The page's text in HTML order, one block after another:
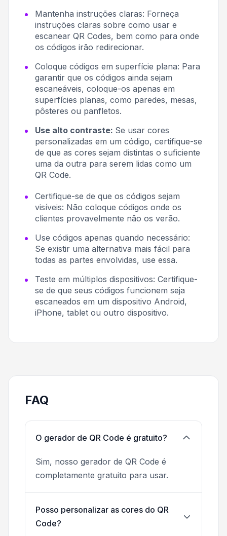
Mantenha instruções claras: Forneça
instruções claras sobre como usar e
escanear QR Codes, bem como para onde
os códigos irão redirecionar.
Coloque códigos em superfície plana: Para
garantir que os códigos ainda sejam
escaneáveis, coloque-os apenas em
superfícies planas, como paredes, mesas,
pôsteres ou panfletos.
Use alto contraste: Se usar cores
personalizadas em um código, certifique-se
de que as cores sejam distintas o suficiente
uma da outra para serem lidas como um
QR Code.
Certifique-se de que os códigos sejam
visíveis: Não coloque códigos onde os
clientes provavelmente não os verão.
Use códigos apenas quando necessário:
Se existir uma alternativa mais fácil para
todas as partes envolvidas, use essa.
Teste em múltiplos dispositivos: Certifique-
se de que seus códigos funcionem seja
escaneados em um dispositivo Android,
iPhone, tablet ou outro dispositivo.
FAQ
O gerador de QR Code é gratuito?
Sim, nosso gerador de QR Code é
completamente gratuito para usar.
Posso personalizar as cores do QR
Code?